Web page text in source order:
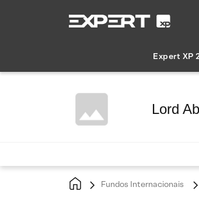
Expert XP
Lord
Fundos Internacionais